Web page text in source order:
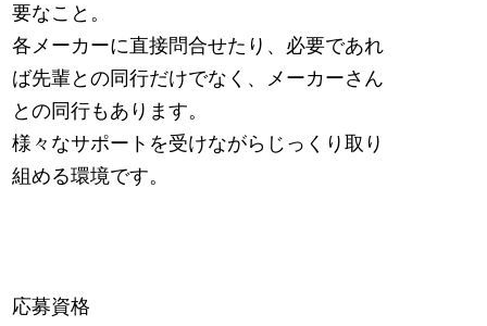
要なこと。
各メーカーに直接問合せたり、必要であれ
ば先輩との同行だけでなく、メーカーさん
との同行もあります。
様々なサポートを受けながらじっくり取り
組める環境です。
応募資格